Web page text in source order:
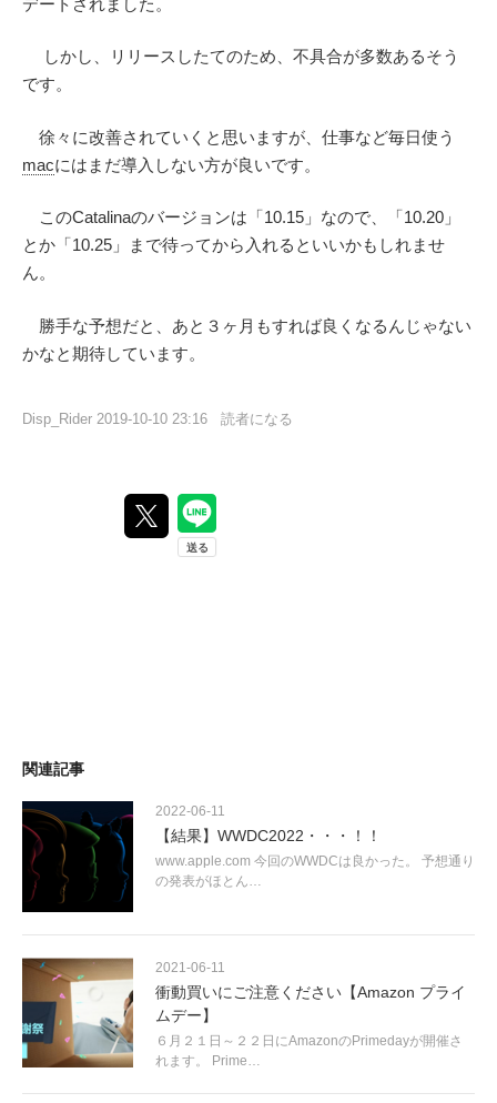
しかし、リリースしたてのため、不具合が多数あるそう
です。
徐々に改善されていくと思いますが、仕事など毎日使う
macにはまだ導入しない方が良いです。
このCatalinaのバージョンは「10.15」なので、「10.20」
とか「10.25」まで待ってから入れるといいかもしれませ
ん。
勝手な予想だと、あと３ヶ月もすれば良くなるんじゃない
かなと期待しています。
Disp_Rider 2019-10-10 23:16 読者になる
関連記事
2022-06-11
【結果】WWDC2022・・・！！
www.apple.com 今回のWWDCは良かった。 予想通り
の発表がほとん…
2021-06-11
衝動買いにご注意ください【Amazon プライ
ムデー】
６月２１日～２２日にAmazonのPrimedayが開催さ
れます。 Prime…